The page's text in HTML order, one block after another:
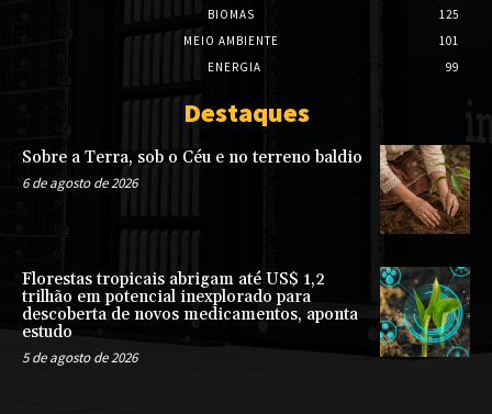
BIOMAS
125
MEIO AMBIENTE
101
ENERGIA
99
Destaques
Sobre a Terra, sob o Céu e no terreno baldio
6 de agosto de 2026
Florestas tropicais abrigam até US$ 1,2
trilhão em potencial inexplorado para
descoberta de novos medicamentos, aponta
estudo
5 de agosto de 2026